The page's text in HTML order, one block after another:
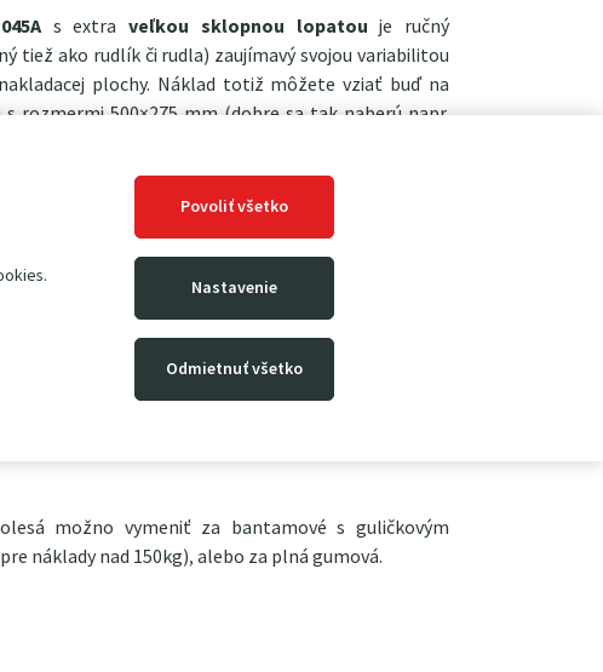
Povoliť všetko
Nastavenie
Odmietnuť všetko
s extraveľkou sklopnou lopatou je ručný
tiež ako rudlík či rudla) zaujímavý svojou variabilitou
plochy. Náklad totiž môžete vziať buď na
rozmermi 500×275 mm (dobre sa tak naberú napr.
prepravu krabíc, objemných nákladov, pneumatík, atp.
je z oceľovej guľatiny priemeru 20 mm. Jedná sa o
podčiarkujú veľkébezdušové
s plášťom zn. DELI. O hladký pohyb rudla M30-
ložiská vsadené do kovového disku. Samozrejmosťou
možno vymeniť za bantamové s guličkovým
náklady nad 150kg), alebo za plná gumová.